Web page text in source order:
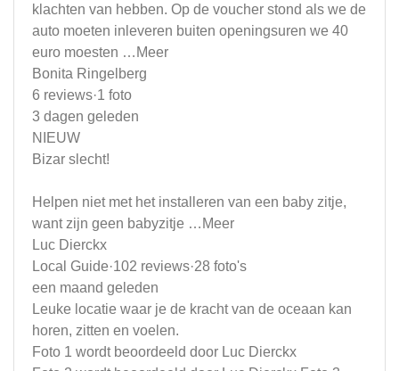
klachten van hebben. Op de voucher stond als we de
auto moeten inleveren buiten openingsuren we 40
euro moesten …Meer
Bonita Ringelberg
6 reviews·1 foto
3 dagen geleden
NIEUW
Bizar slecht!
Helpen niet met het installeren van een baby zitje,
want zijn geen babyzitje …Meer
Luc Dierckx
Local Guide·102 reviews·28 foto's
een maand geleden
Leuke locatie waar je de kracht van de oceaan kan
horen, zitten en voelen.
Foto 1 wordt beoordeeld door Luc Dierckx